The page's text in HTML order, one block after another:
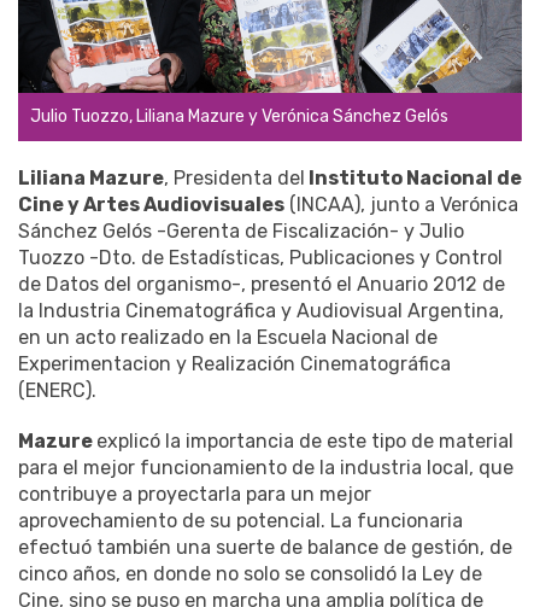
Julio Tuozzo, Liliana Mazure y Verónica Sánchez Gelós
Liliana Mazure, Presidenta del Instituto Nacional de
Cine y Artes Audiovisuales (INCAA), junto a Verónica
Sánchez Gelós -Gerenta de Fiscalización- y Julio
Tuozzo -Dto. de Estadísticas, Publicaciones y Control
de Datos del organismo-, presentó el Anuario 2012 de
la Industria Cinematográfica y Audiovisual Argentina,
en un acto realizado en la Escuela Nacional de
Experimentacion y Realización Cinematográfica
(ENERC).
Mazure explicó la importancia de este tipo de material
para el mejor funcionamiento de la industria local, que
contribuye a proyectarla para un mejor
aprovechamiento de su potencial. La funcionaria
efectuó también una suerte de balance de gestión, de
cinco años, en donde no solo se consolidó la Ley de
Cine, sino se puso en marcha una amplia política de